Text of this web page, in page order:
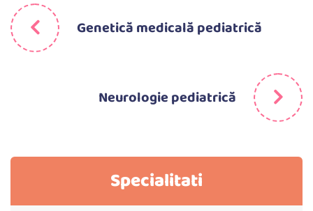
Genetică medicală pediatrică
Neurologie pediatrică
Specialitati